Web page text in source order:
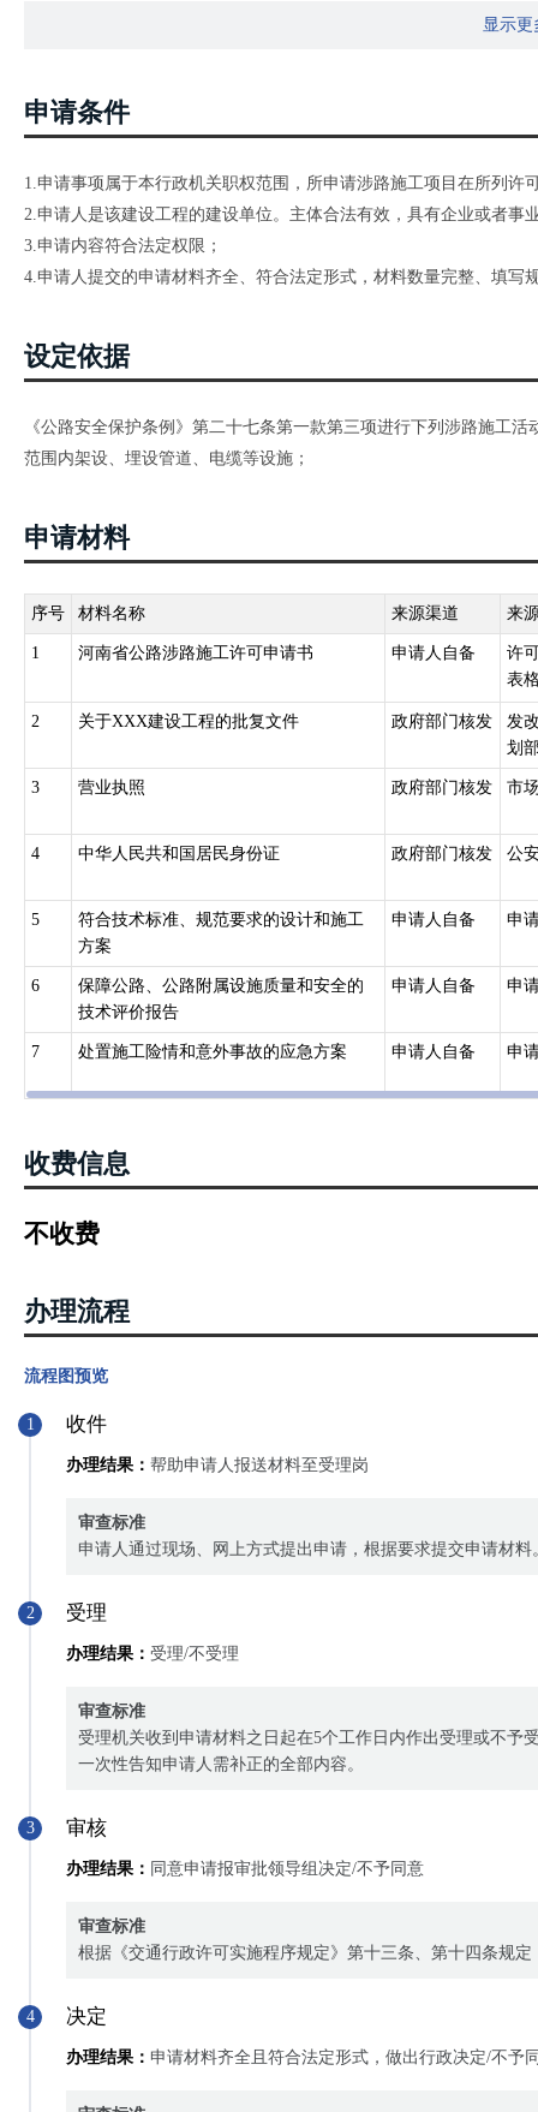
显示更
申请条件
1.申请事项属于本行政机关职权范围，所申请涉路施工项目在所列许
2.申请人是该建设工程的建设单位。主体合法有效，具有企业或者事
3.申请内容符合法定权限；
4.申请人提交的申请材料齐全、符合法定形式，材料数量完整、填写
设定依据
《公路安全保护条例》第二十七条第一款第三项进行下列涉路施工
范围内架设、埋设管道、电缆等设施；
申请材料
序号 材料名称 来源渠道 来
1 河南省公路涉路施工许可申请书 申请人自备
许
表
2 关于XXX建设工程的批复文件 政府部门核发
发
划
3 营业执照 政府部门核发 市
4 中华人民共和国居民身份证 政府部门核发 公
5
符合技术标准、规范要求的设计和施工
方案
申请人自备 申
6
保障公路、公路附属设施质量和安全的
技术评价报告
申请人自备 申
7 处置施工险情和意外事故的应急方案 申请人自备 申
收费信息
不收费
办理流程
流程图预览
1 收件
办理结果： 帮助申请人报送材料至受理岗
审查标准
申请人通过现场、网上方式提出申请，根据要求提交申请材料
2 受理
办理结果： 受理/不受理
审查标准
受理机关收到申请材料之日起在5个工作日内作出受理或不予
一次性告知申请人需补正的全部内容。
3 审核
办理结果： 同意申请报审批领导组决定/不予同意
审查标准
根据《交通行政许可实施程序规定》第十三条、第十四条规
4 决定
办理结果： 申请材料齐全且符合法定形式，做出行政决定/不予